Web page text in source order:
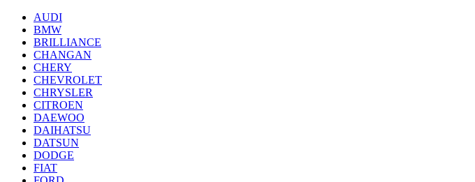
AUDI
BMW
BRILLIANCE
CHANGAN
CHERY
CHEVROLET
CHRYSLER
CITROEN
DAEWOO
DAIHATSU
DATSUN
DODGE
FIAT